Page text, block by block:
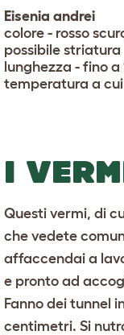
Eisenia andrei
colore - rosso
possibile striatura
lunghezza - fino a
temperatura a cui
I
Questi vermi, di
che vedete
affaccendai a
e pronto ad
Fanno dei tunnel
centimetri. Si